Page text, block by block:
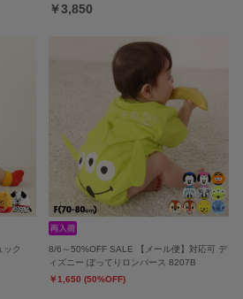
￥3,850
ック
8/6～50%OFF SALE 【メール便】対応可 デ
ィズニー ぽってりロンパース 8207B
￥1,650 (50%OFF)